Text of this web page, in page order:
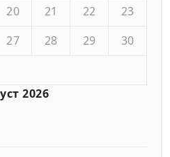
2026
20 21 22
23
27 28 29
30